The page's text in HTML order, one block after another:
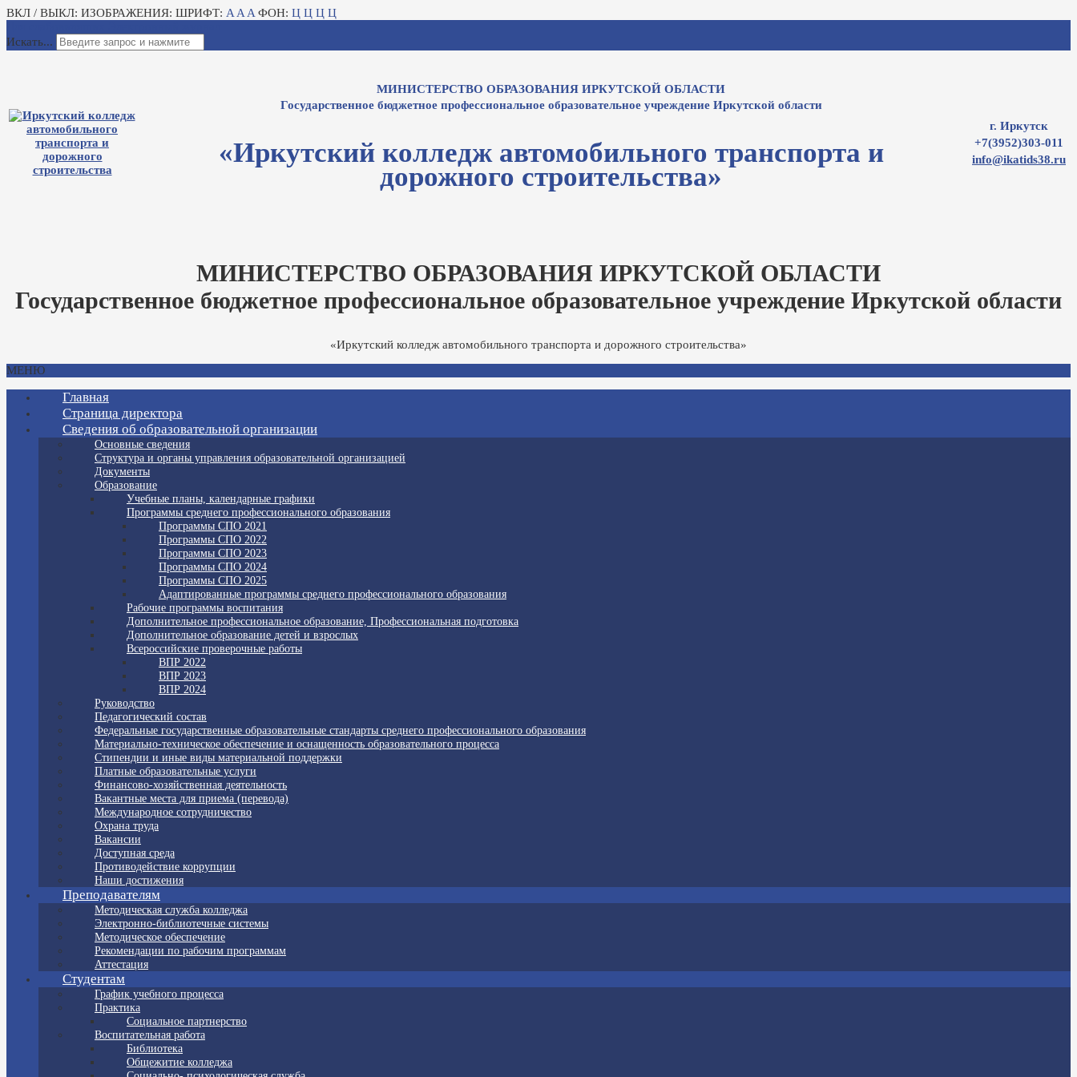
ВКЛ / ВЫКЛ: ИЗОБРАЖЕНИЯ: ШРИФТ: A A A ФОН: Ц Ц Ц Ц
Искать...
МИНИСТЕРСТВО ОБРАЗОВАНИЯ ИРКУТСКОЙ ОБЛАСТИ
Государственное бюджетное профессиональное образовательное учреждение Иркутской области
«Иркутский колледж автомобильного транспорта и
дорожного строительства»
г. Иркутск
+7(3952)303-011
info@ikatids38.ru
МИНИСТЕРСТВО ОБРАЗОВАНИЯ ИРКУТСКОЙ ОБЛАСТИ
Государственное бюджетное профессиональное образовательное учреждение Иркутской области
«Иркутский колледж автомобильного транспорта и дорожного строительства»
МЕНЮ
Главная
Страница директора
Сведения об образовательной организации
Основные сведения
Структура и органы управления образовательной организацией
Документы
Образование
Учебные планы, календарные графики
Программы среднего профессионального образования
Программы СПО 2021
Программы СПО 2022
Программы СПО 2023
Программы СПО 2024
Программы СПО 2025
Адаптированные программы среднего профессионального образования
Рабочие программы воспитания
Дополнительное профессиональное образование, Профессиональная подготовка
Дополнительное образование детей и взрослых
Всероссийские проверочные работы
ВПР 2022
ВПР 2023
ВПР 2024
Руководство
Педагогический состав
Федеральные государственные образовательные стандарты среднего профессионального образования
Материально-техническое обеспечение и оснащенность образовательного процесса
Стипендии и иные виды материальной поддержки
Платные образовательные услуги
Финансово-хозяйственная деятельность
Вакантные места для приема (перевода)
Международное сотрудничество
Охрана труда
Вакансии
Доступная среда
Противодействие коррупции
Наши достижения
Преподавателям
Методическая служба колледжа
Электронно-библиотечные системы
Методическое обеспечение
Рекомендации по рабочим программам
Аттестация
Студентам
График учебного процесса
Практика
Социальное партнерство
Воспитательная работа
Библиотека
Общежитие колледжа